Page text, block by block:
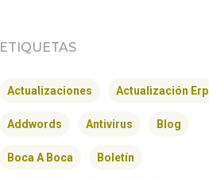
ETIQUETAS
Actualizaciones Actualización Erp
Addwords Antivirus Blog
Boca A Boca Boletín